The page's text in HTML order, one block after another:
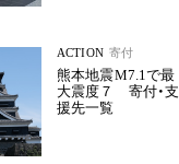
ACTION 寄付
熊本地震M7.1で最
大震度７ 寄付・支
援先一覧